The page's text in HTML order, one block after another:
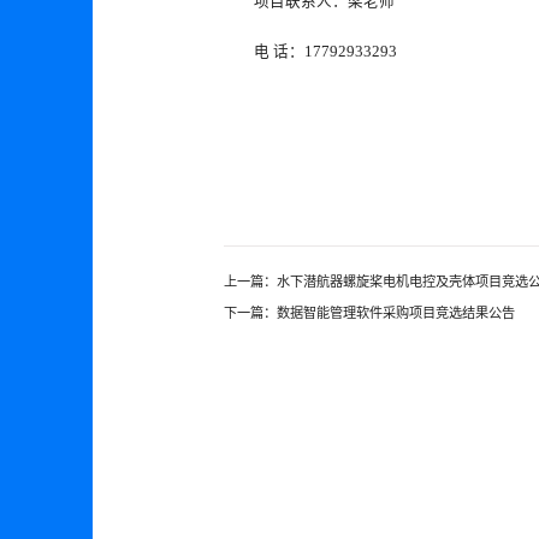
电 话：17792933293
上一篇： 水下潜航器螺旋桨电机电控及壳体项目竞选
下一篇： 数据智能管理软件采购项目竞选结果公告